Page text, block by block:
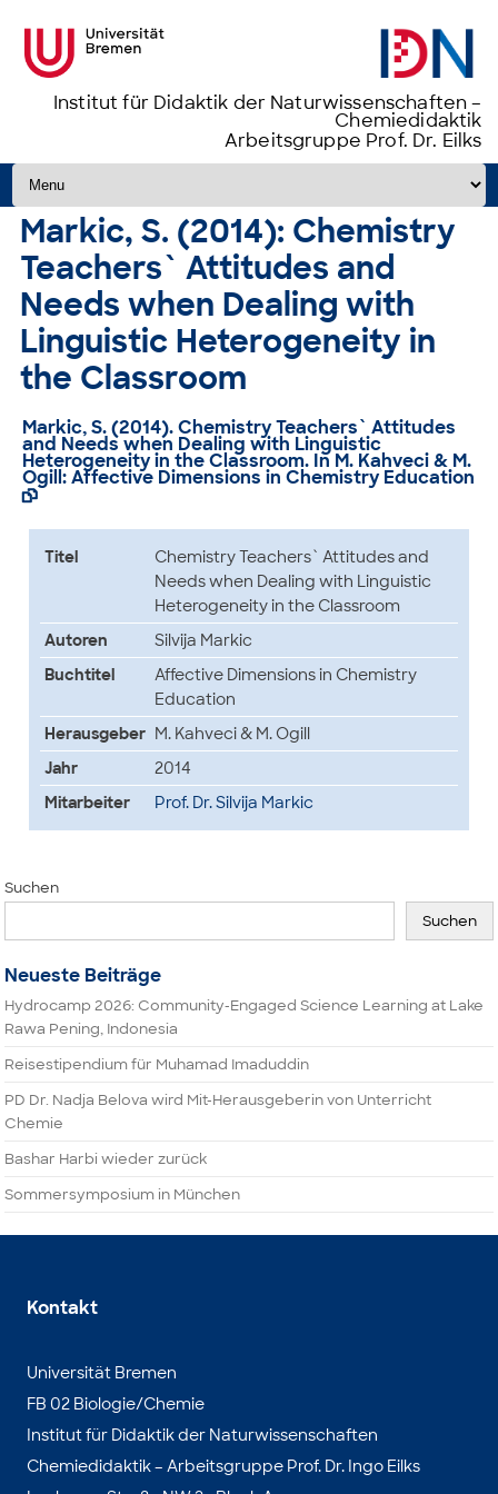
Institut für Didaktik der Naturwissenschaften –
Chemiedidaktik
Arbeitsgruppe Prof. Dr. Eilks
Zum Inhalt springen
Markic, S. (2014): Chemistry
Teachers` Attitudes and
Needs when Dealing with
Linguistic Heterogeneity in
the Classroom
Markic, S. (2014). Chemistry Teachers` Attitudes
and Needs when Dealing with Linguistic
Heterogeneity in the Classroom. In M. Kahveci & M.
Ogill: Affective Dimensions in Chemistry Education

Titel
Chemistry Teachers` Attitudes and
Needs when Dealing with Linguistic
Heterogeneity in the Classroom
Autoren
Silvija Markic
Buchtitel
Affective Dimensions in Chemistry
Education
Herausgeber M. Kahveci & M. Ogill
Jahr
2014
Mitarbeiter
Prof. Dr. Silvija Markic
Suchen
Suchen
Neueste Beiträge
Hydrocamp 2026: Community-Engaged Science Learning at Lake
Rawa Pening, Indonesia
Reisestipendium für Muhamad Imaduddin
PD Dr. Nadja Belova wird Mit-Herausgeberin von Unterricht
Chemie
Bashar Harbi wieder zurück
Sommersymposium in München
Kontakt
Universität Bremen
FB 02 Biologie/Chemie
Institut für Didaktik der Naturwissenschaften
Chemiedidaktik – Arbeitsgruppe Prof. Dr. Ingo Eilks